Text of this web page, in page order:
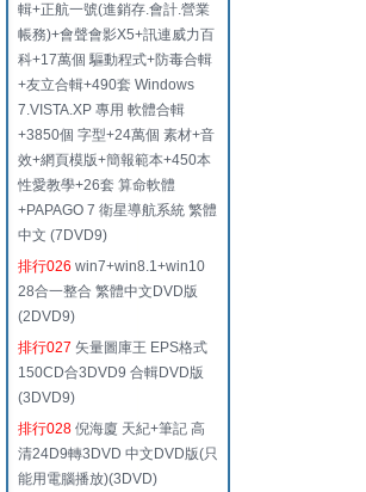
輯+正航一號(進銷存.會計.營業
帳務)+會聲會影X5+訊連威力百
科+17萬個 驅動程式+防毒合輯
+友立合輯+490套 Windows
7.VISTA.XP 專用 軟體合輯
+3850個 字型+24萬個 素材+音
效+網頁模版+簡報範本+450本
性愛教學+26套 算命軟體
+PAPAGO 7 衛星導航系統 繁體
中文 (7DVD9)
排行026 win7+win8.1+win10
28合一整合 繁體中文DVD版
(2DVD9)
排行027 矢量圖庫王 EPS格式
150CD合3DVD9 合輯DVD版
(3DVD9)
排行028 倪海廈 天紀+筆記 高
清24D9轉3DVD 中文DVD版(只
能用電腦播放)(3DVD)